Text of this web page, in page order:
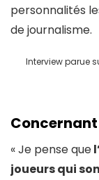
personnalités
de journalisme.
Interview parue
« Je pense que
joueurs qui